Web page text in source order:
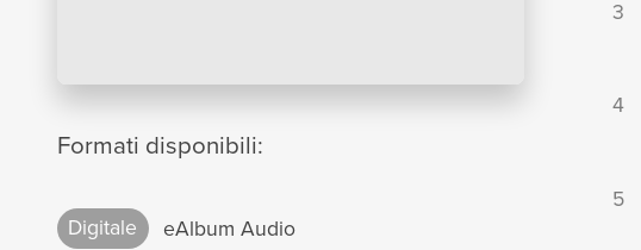
Formati disponibili:
Digitale eAlbum Audio
3
4
5